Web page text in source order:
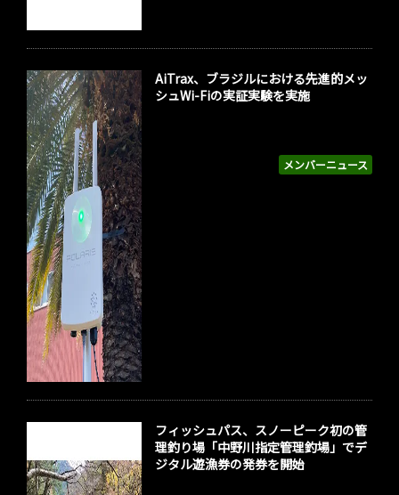
メンバーニュース
AiTrax、ブラジルにおける先進的メッ
シュWi-Fiの実証実験を実施
フィッシュパス、スノーピーク初の管
理釣り場「中野川指定管理釣場」でデ
ジタル遊漁券の発券を開始